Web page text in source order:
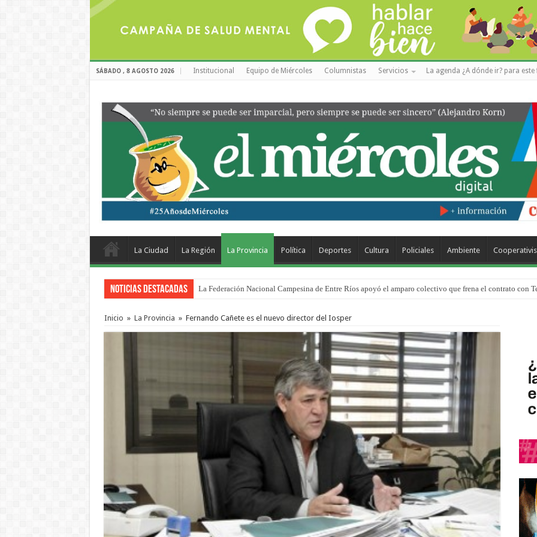
SÁBADO , 8 AGOSTO 2026 Institucional Equipo de Miércoles Columnistas Servicios La agenda ¿A dónde ir? para este
La Ciudad La Región La Provincia Política Deportes Cultura Policiales Ambiente
Noticias Destacadas La Federación Nacional Campesina de Entre Ríos apoyó el amparo colectivo que frena el contrato con
Con cambios a último momento, aprobaron la ley de propiedad privada
Inicio » La Provincia » Fernando Cañete es el nuevo director del Iosper